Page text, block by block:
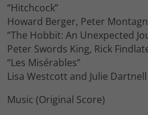
“Hitchcock”
Howard Berger, Peter
“The Hobbit: An Unexpected
Peter Swords King, Rick
“Les Misérables”
Lisa Westcott and Julie Dartnell
Music (Original Score)